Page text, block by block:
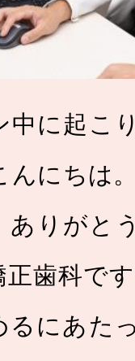
中に起こ
んにちは
ありがと
正歯科で
るにあた